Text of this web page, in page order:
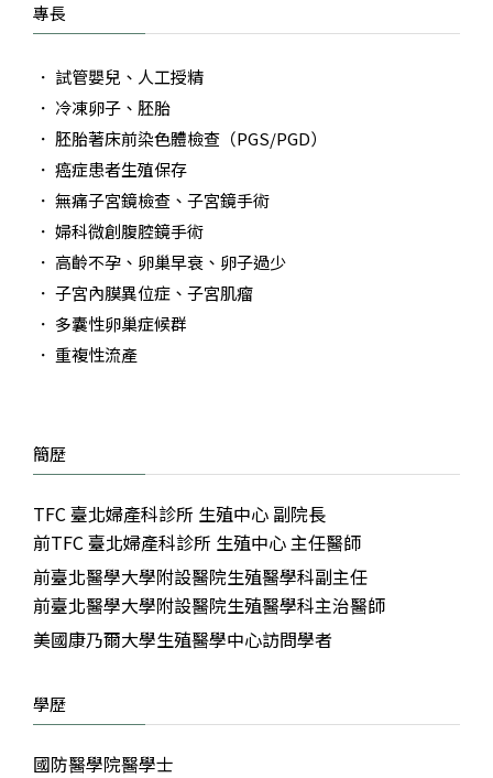
簡歷
TFC 臺北婦產科診所 生殖中心 副院長
前TFC 臺北婦產科診所 生殖中心 主任醫師
前臺北醫學大學附設醫院生殖醫學科副主任
前臺北醫學大學附設醫院生殖醫學科主治醫師
美國康乃爾大學生殖醫學中心訪問學者
學歷
國防醫學院醫學士
專長
試管嬰兒、人工授精
冷凍卵子、胚胎
胚胎著床前染色體檢查（PGS/PGD）
癌症患者生殖保存
無痛子宮鏡檢查、子宮鏡手術
婦科微創腹腔鏡手術
高齡不孕、卵巢早衰、卵子過少
子宮內膜異位症、子宮肌瘤
多囊性卵巢症候群
重複性流產